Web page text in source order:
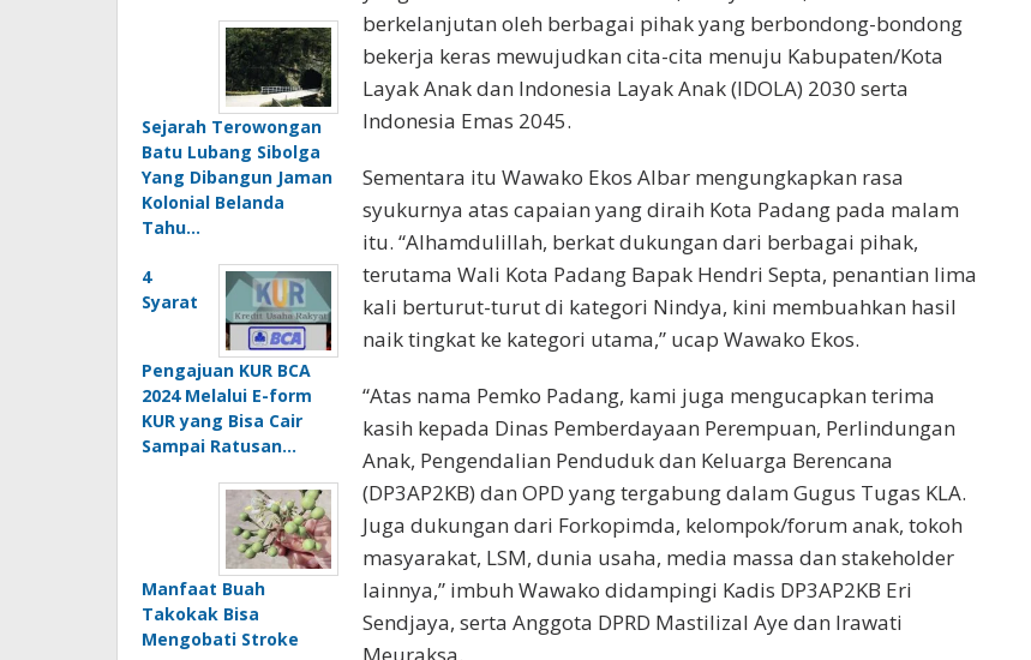
Manfaat Buah
Takokak Bisa
Mengobati Stroke
Jumat
Pahing: Karakter
Teguh dan Diplomasi
Ulung yang Terpancar
dari Weton
Weton
Terkuat dalam
Primbon Jawa: Sabtu
Kliwon, Sang Raja
Kedua
masyarakat, LSM, dunia usaha, media massa dan stakeholder
lainnya,” imbuh Wawako didampingi Kadis DP3AP2KB Eri
Sendjaya, serta Anggota DPRD Mastilizal Aye dan Irawati
Meuraksa.
“Tidak dipungkiri kehadiran youth center menjadi nilai lebih bagi
Kota Padang yang membuat tim penilai terpukau, terkait upaya
Pemko Padang menyediakan ruang kreativitas bagi anak dan
pemuda. Selain itu, adanya UPTD Layanan Disabilitas
Pendidikan Inklusif (LDPI) juga membuktikan kepedulian Pemko
terhadap hak anak-anak penyandang disabilitas, dimana mereka
intervensi terpadu,” jelas Wawako lagi.
“Selanjutnya kontribusi Lembaga Penyelenggaraan
Kesejahteraan Sosial (LPKS) Kasih Ibu dalam pembinaan Anak
Berhadapan Hukum (ABH), Pengadilan Negeri Padang yang
memiliki fasilitas dan layanan ramah anak; juga keberadaan
sekolah/madrasah, puskesmas, kecamatan ramah anak,” imbuh
Wawako menjelaskan keunggulan Kota Padang hingga meraih
kategori utama.